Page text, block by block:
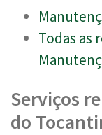
Todas as
Serviços
do